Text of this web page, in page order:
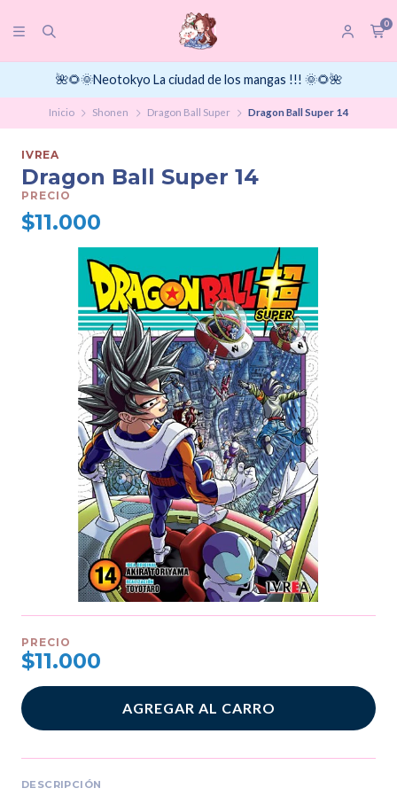
0
🌺🌻🌞Neotokyo La ciudad de los mangas !!! 🌞🌻🌺
Inicio Shonen Dragon Ball Super Dragon Ball Super 14
IVREA
Dragon Ball Super 14
PRECIO
$11.000
PRECIO
$11.000
AGREGAR AL CARRO
DESCRIPCIÓN